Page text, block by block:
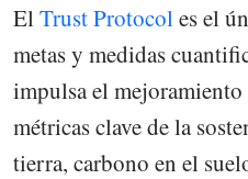
ElTrust Protocoles el
metas y medidas
impulsa el
métricas clave de la
tierra, carbono en el